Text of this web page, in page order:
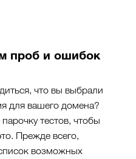
проб и ошибок
что вы выбрали
для вашего домена?
тестов, чтобы
Прежде всего,
возможных